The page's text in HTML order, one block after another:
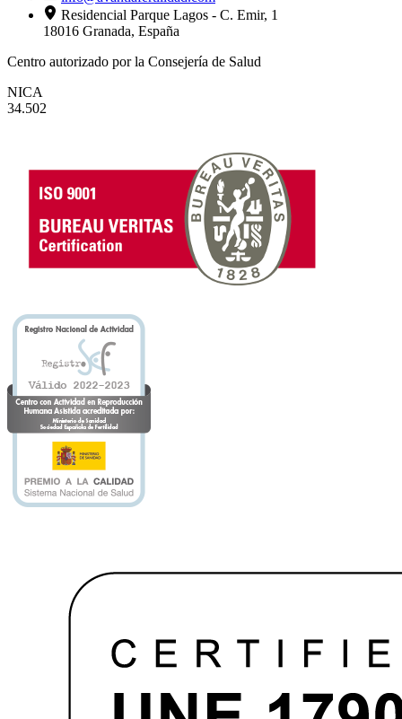
Residencial Parque Lagos - C. Emir, 1
18016 Granada, España
Centro autorizado por la Consejería de Salud
NICA
34.502